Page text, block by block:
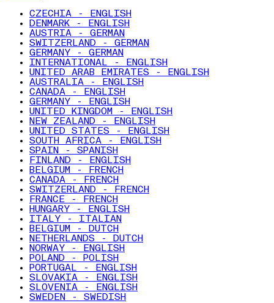
CZECHIA - ENGLISH
DENMARK - ENGLISH
AUSTRIA - GERMAN
SWITZERLAND - GERMAN
GERMANY - GERMAN
INTERNATIONAL - ENGLISH
UNITED ARAB EMIRATES - ENGLISH
AUSTRALIA - ENGLISH
CANADA - ENGLISH
GERMANY - ENGLISH
UNITED KINGDOM - ENGLISH
NEW ZEALAND - ENGLISH
UNITED STATES - ENGLISH
SOUTH AFRICA - ENGLISH
SPAIN - SPANISH
FINLAND - ENGLISH
BELGIUM - FRENCH
CANADA - FRENCH
SWITZERLAND - FRENCH
FRANCE - FRENCH
HUNGARY - ENGLISH
ITALY - ITALIAN
BELGIUM - DUTCH
NETHERLANDS - DUTCH
NORWAY - ENGLISH
POLAND - POLISH
PORTUGAL - ENGLISH
SLOVAKIA - ENGLISH
SLOVENIA - ENGLISH
SWEDEN - SWEDISH